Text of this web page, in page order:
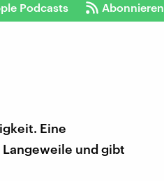
Podcasts Abonnieren
Eine
und gibt